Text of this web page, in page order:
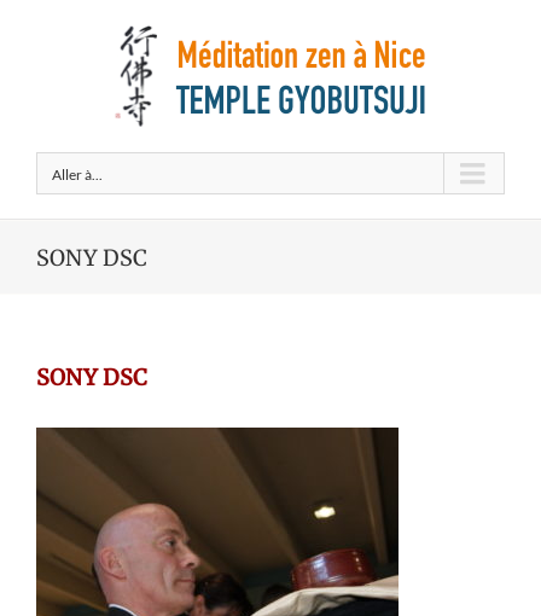
Aller à...
SONY DSC
SONY DSC